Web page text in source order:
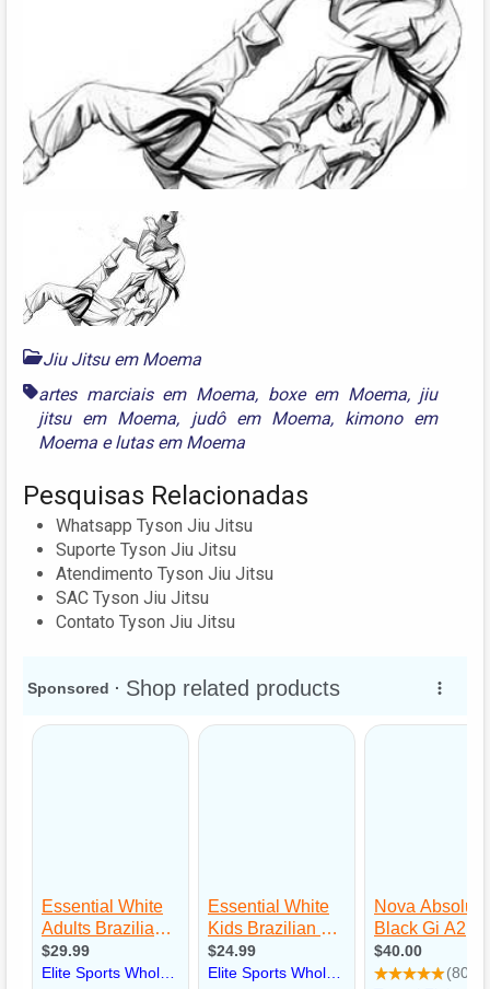
Jiu Jitsu em Moema
artes marciais em Moema, boxe em Moema, jiu
jitsu em Moema, judô em Moema, kimono em
Moema elutas em Moema
Pesquisas Relacionadas
Whatsapp Tyson Jiu Jitsu
Suporte Tyson Jiu Jitsu
Atendimento Tyson Jiu Jitsu
SAC Tyson Jiu Jitsu
Contato Tyson Jiu Jitsu